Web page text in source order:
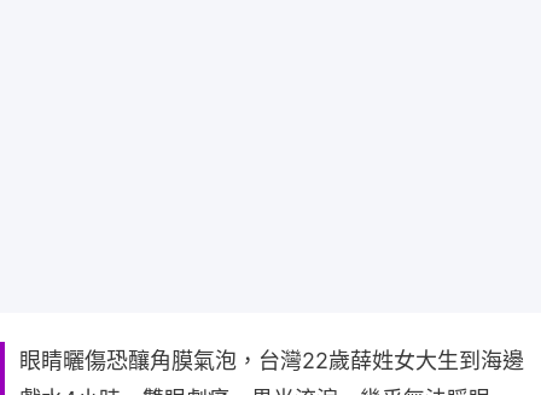
眼睛曬傷恐釀角膜氣泡，台灣22歲薛姓女大生到海邊